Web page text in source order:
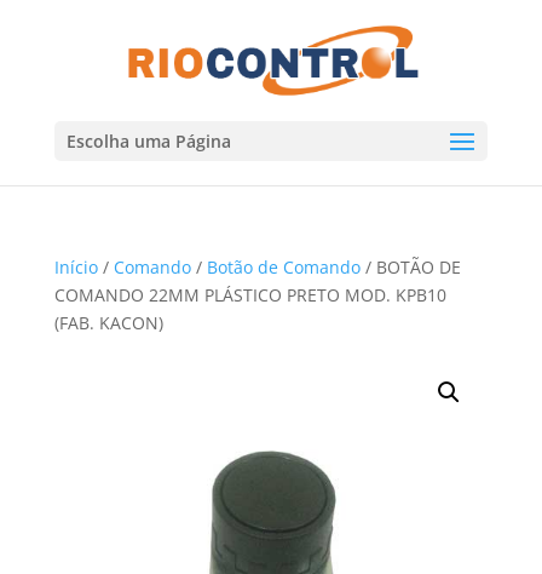
Escolha uma Página
Início/ Comando/ Botão de Comando/ BOTÃO DE
COMANDO 22MM PLÁSTICO PRETO MOD. KPB10
(FAB. KACON)